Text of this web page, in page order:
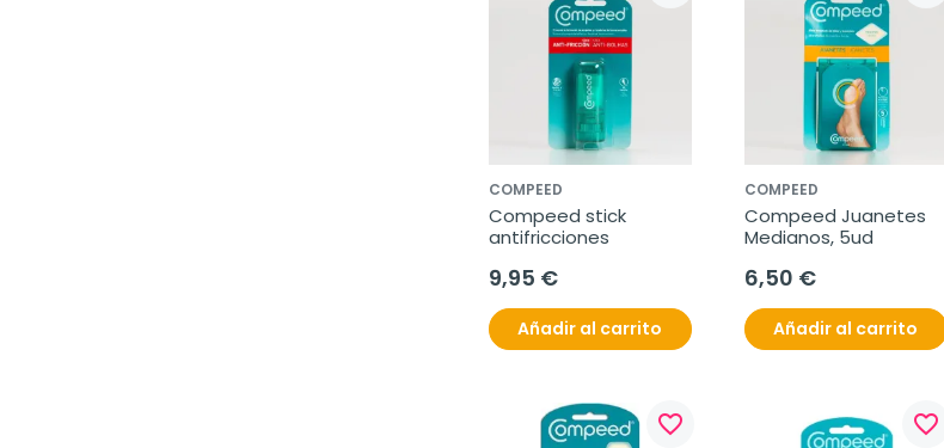
COMPEED
Compeed stick
antifricciones
9,95 €
Añadir al carrito
COMPEED
Compeed Juanetes
Medianos, 5ud
6,50 €
Añadir al carrito
favorite_border favorite_border